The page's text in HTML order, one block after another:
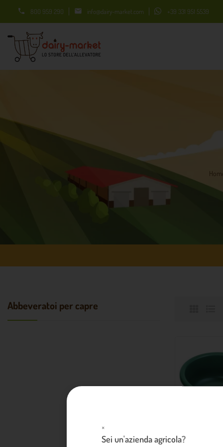
 800 959 290  info@dairy-market.com +39 331 951 5539
Abbeveratoi per capre
×
Sei un'azienda agricola?